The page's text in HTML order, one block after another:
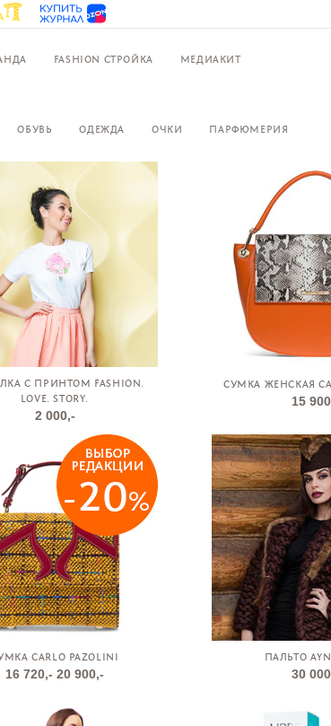
FASHION СТРОЙКА МЕДИАКИТ
ОБУВЬ ОДЕЖДА ОЧКИ ПАРФЮМЕРИЯ
С ПРИНТОМ FASHION.
LOVE. STORY.
2 000,-
СУМКА ЖЕНСКАЯ
15
CARLO PAZOLINI
16 720,- 20 900,-
ПАЛЬТО
30